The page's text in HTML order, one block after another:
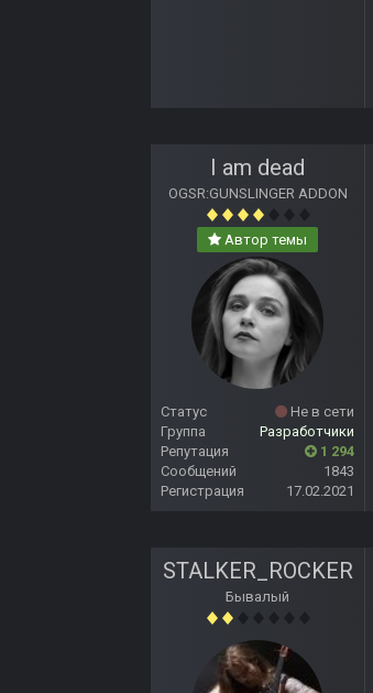
I am dead
OGSR:GUNSLINGER ADDON
Автор темы
Статус
Не в сети
Группа
Разработчики
Репутация
1 294
Сообщений
1843
Регистрация
17.02.2021
STALKER_ROCKER
Бывалый